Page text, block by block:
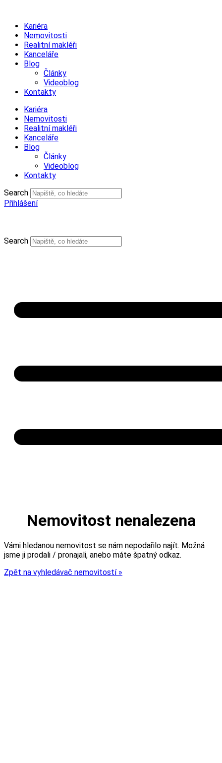
obsahuKariéra
Nemovitosti
Realitní makléři
Kanceláře
Blog
Články
Videoblog
Kontakty
Kariéra
Nemovitosti
Realitní makléři
Kanceláře
Blog
Články
Videoblog
Kontakty
Search
Přihlášení
Search
Nemovitost nenalezena
Vámi hledanou nemovitost se nám nepodařilo najít. Možná
jsme ji prodali / pronajali, anebo máte špatný odkaz.
Zpět na vyhledávač nemovitostí »